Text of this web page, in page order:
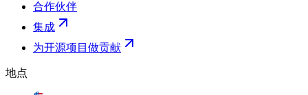
合作伙伴
集成
为开源项目做贡献
地点